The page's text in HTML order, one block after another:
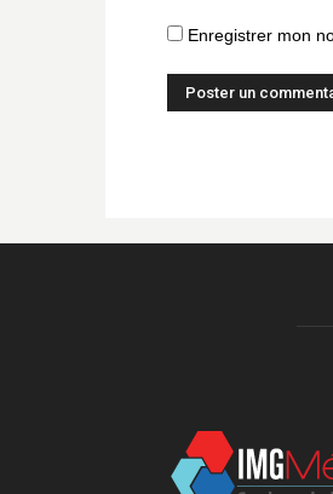
Enregistrer mon